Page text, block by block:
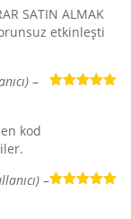
SATIN ALMAK
etkinleşti
–
kod
–